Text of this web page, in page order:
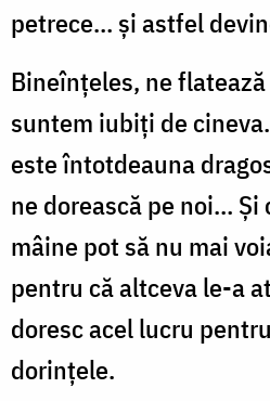
petrece… şi astfel
Bineînţeles, ne
suntem iubiţi de
este întotdeauna
ne dorească pe noi… Şi
mâine pot să nu mai
pentru că altceva le-a
doresc acel lucru
dorinţele.